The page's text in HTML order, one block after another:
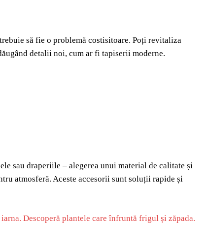
să fie o problemă costisitoare. Poți revitaliza
detalii noi, cum ar fi tapiserii moderne.
sau draperiile – alegerea unui material de calitate și
atmosferă. Aceste accesorii sunt soluții rapide și
Descoperă plantele care înfruntă frigul și zăpada.